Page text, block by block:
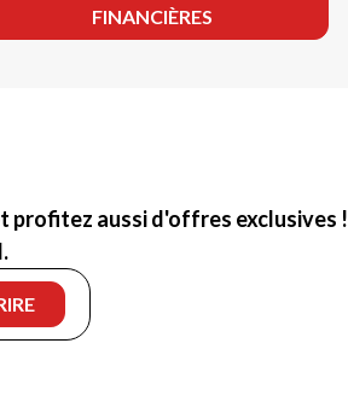
FINANCIÈRES
profitez aussi d'offres exclusives !